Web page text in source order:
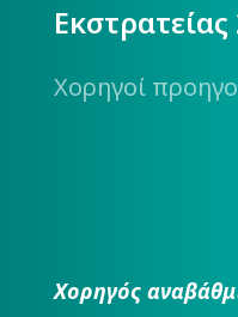
Εκστρατείας
Χορηγοί
Χορηγός